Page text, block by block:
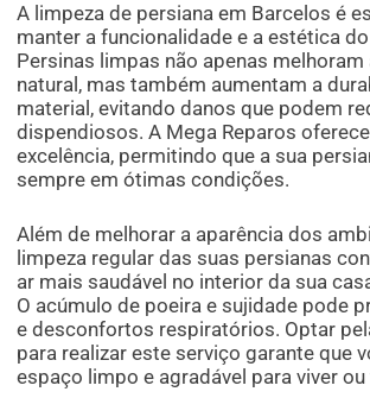
A limpeza de persiana em Barcelos é
manter a funcionalidade e a estética
Persinas limpas não apenas melhoram
natural, mas também aumentam a
material, evitando danos que podem
dispendiosos. A Mega Reparos
excelência, permitindo que a sua
sempre em ótimas condições.
Além de melhorar a aparência dos
limpeza regular das suas persianas
ar mais saudável no interior da sua
O acúmulo de poeira e sujidade pode
e desconfortos respiratórios. Optar
para realizar este serviço garante que
espaço limpo e agradável para viver ou